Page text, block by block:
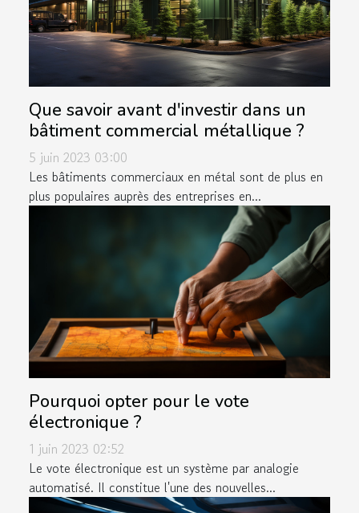
Que savoir avant d'investir dans un
bâtiment commercial métallique ?
5 juin 2023 03:00
Les bâtiments commerciaux en métal sont de plus en
plus populaires auprès des entreprises en...
Pourquoi opter pour le vote
électronique ?
1 juin 2023 02:52
Le vote électronique est un système par analogie
automatisé. Il constitue l'une des nouvelles...